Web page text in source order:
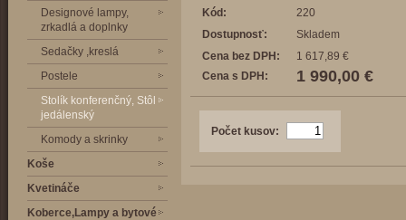
Designové lampy,
zrkadlá a doplnky
Sedačky ,kreslá
Postele
Stolík konferenčný, Stôl
jedálenský
Komody a skrinky
Koše
Kvetináče
Koberce,Lampy a bytové
Kód:
220
Dostupnosť:
Skladem
Cena bez DPH:
1 617,89 €
Cena s DPH:
1 990,00 €
Počet kusov: